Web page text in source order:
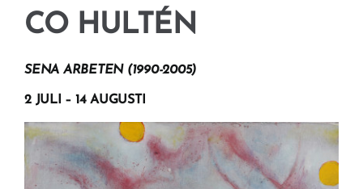
CO HULTÉN
SENA ARBETEN (1990-2005)
2 JULI – 14 AUGUSTI